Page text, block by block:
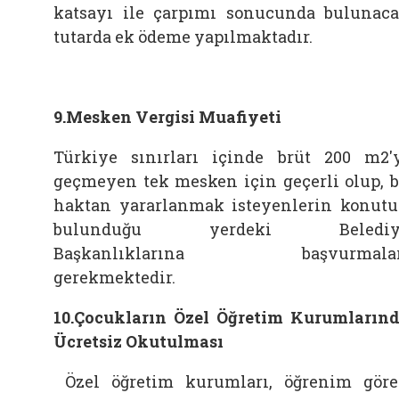
katsayı ile çarpımı sonucunda
tutarda ek ödeme yapılmaktadır.
9.Mesken Vergisi Muafiyeti
Türkiye sınırları içinde brüt 200
geçmeyen tek mesken için geçerli olup,
haktan yararlanmak isteyenlerin
bulunduğu yerdeki
Başkanlıklarına
gerekmektedir.
10.Çocukların Özel Öğretim
Ücretsiz Okutulması
Özel öğretim kurumları, öğrenim